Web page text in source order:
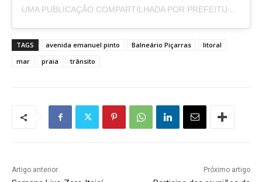
UMA PUBLICAÇÃO COMPARTILHADA POR PREFEITURA DE BALNEÁRIO PIÇARRAS (@BALPICARRAS)
TAGS avenida emanuel pinto Balneário Piçarras
litoral
mar
praia trânsito
Artigo anterior Próximo artigo